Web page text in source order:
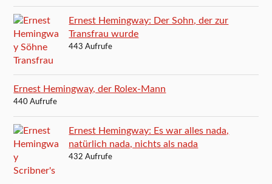
Ernest Hemingway: Der Sohn, der zur
Transfrau wurde
443 Aufrufe
Ernest Hemingway, der Rolex-Mann
440 Aufrufe
Ernest Hemingway: Es war alles nada,
natürlich nada, nichts als nada
432 Aufrufe